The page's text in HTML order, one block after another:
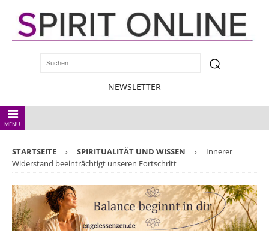
NEWSLETTER
MENÜ
STARTSEITE SPIRITUALITÄT UND WISSEN
Innerer
Widerstand beeinträchtigt unseren Fortschritt